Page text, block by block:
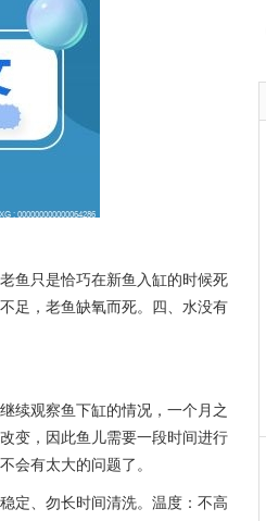
鱼只是恰巧在新鱼入缸的时候死
足，老鱼缺氧而死。四、水没有
续观察鱼下缸的情况，一个月之
变，因此鱼儿需要一段时间进行
会有太大的问题了。
定、勿长时间清洗。温度：不高